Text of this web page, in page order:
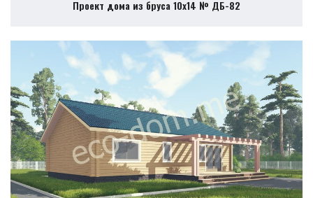
Проект дома из бруса 10х14 № ДБ-82